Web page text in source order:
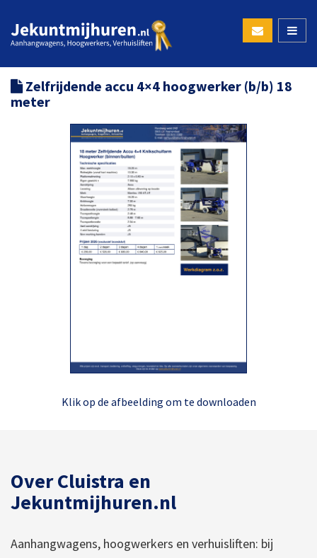
Zelfrijdende accu 4×4 hoogwerker (b/b) 18
meter
Klik op de afbeelding om te downloaden
Over Cluistra en
Jekuntmijhuren.nl
Aanhangwagens, hoogwerkers en verhuisliften: bij